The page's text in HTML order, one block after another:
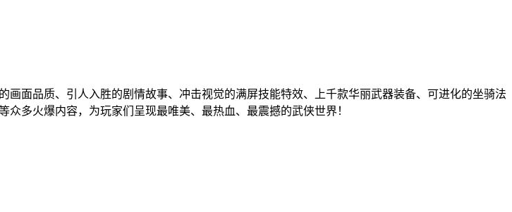
画面品质、引人入胜的剧情故事、冲击视觉的满屏技能特效、上千款华丽武器装备、可进化的坐骑法
多火爆内容，为玩家们呈现最唯美、最热血、最震撼的武侠世界！